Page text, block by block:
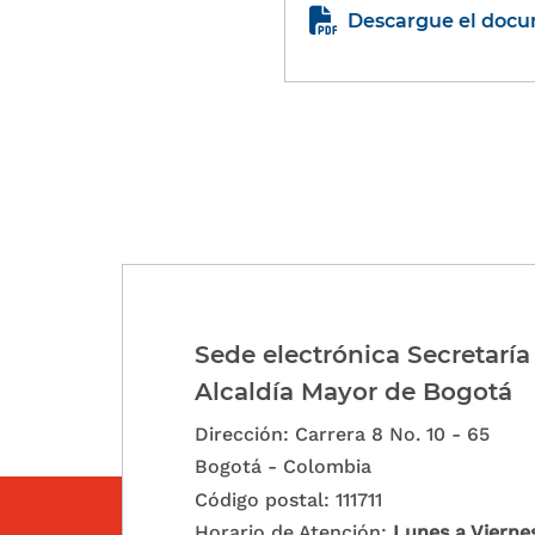
Descargue el
Sede electrónica Secretaría
Alcaldía Mayor de Bogotá
Dirección: Carrera 8 No. 10 - 65
Bogotá - Colombia
Código postal: 111711